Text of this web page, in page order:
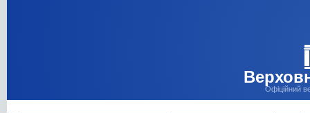
Офіційний